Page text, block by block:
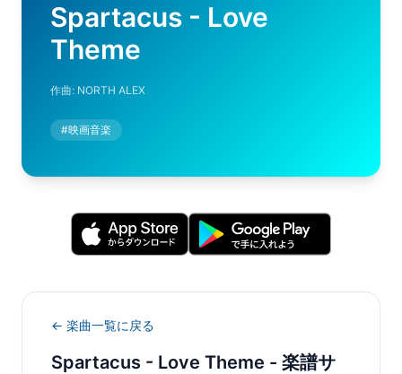
Spartacus - Love
Theme
作曲: NORTH ALEX
#映画音楽
← 楽曲一覧に戻る
Spartacus - Love Theme - 楽譜サ